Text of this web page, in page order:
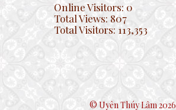
Online Visitors: 0
Total Views: 807
Total Visitors: 113,353
© Uyên Thúy Lâm 2026